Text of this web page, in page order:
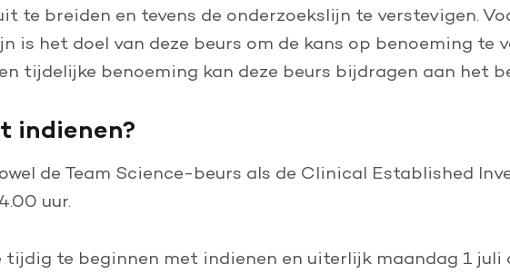
te breiden en tevens de onderzoekslijn te verstevigen.
is het doel van deze beurs om de kans op benoeming te
tijdelijke benoeming kan deze beurs bijdragen aan het
indienen?
de Team Science-beurs als de Clinical Established
uur.
tijdig te beginnen met indienen en uiterlijk maandag 1 juli